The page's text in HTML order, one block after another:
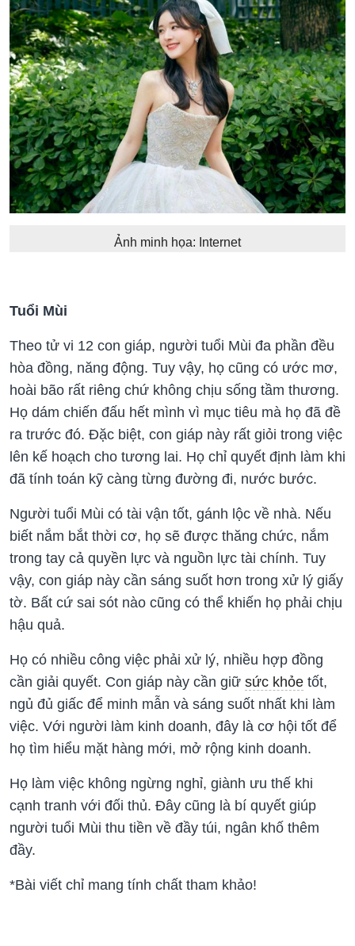
Ảnh minh họa: Internet
Tuổi Mùi
Theo tử vi 12 con giáp, người tuổi Mùi đa phần đều
hòa đồng, năng động. Tuy vậy, họ cũng có ước mơ,
hoài bão rất riêng chứ không chịu sống tầm thương.
Họ dám chiến đấu hết mình vì mục tiêu mà họ đã đề
ra trước đó. Đặc biệt, con giáp này rất giỏi trong việc
lên kế hoạch cho tương lai. Họ chỉ quyết định làm khi
đã tính toán kỹ càng từng đường đi, nước bước.
Người tuổi Mùi có tài vận tốt, gánh lộc về nhà. Nếu
biết nắm bắt thời cơ, họ sẽ được thăng chức, nắm
trong tay cả quyền lực và nguồn lực tài chính. Tuy
vậy, con giáp này cần sáng suốt hơn trong xử lý giấy
tờ. Bất cứ sai sót nào cũng có thể khiến họ phải chịu
hậu quả.
Họ có nhiều công việc phải xử lý, nhiều hợp đồng
cần giải quyết. Con giáp này cần giữ sức khỏe tốt,
ngủ đủ giấc để minh mẫn và sáng suốt nhất khi làm
việc. Với người làm kinh doanh, đây là cơ hội tốt để
họ tìm hiểu mặt hàng mới, mở rộng kinh doanh.
Họ làm việc không ngừng nghỉ, giành ưu thế khi
cạnh tranh với đối thủ. Đây cũng là bí quyết giúp
người tuổi Mùi thu tiền về đầy túi, ngân khố thêm
đầy.
*Bài viết chỉ mang tính chất tham khảo!